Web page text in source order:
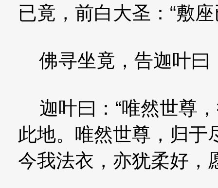
已竟，前白大圣：“敷
佛寻坐竟，告迦叶曰
迦叶曰：“唯然世尊
此地。唯然世尊，归于
今我法衣，亦犹柔好，